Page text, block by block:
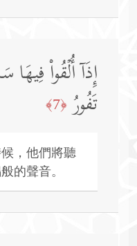
إِذَاۤ أُلۡقُوا۟
تَفُورُ ﴿7﴾
，他們將聽
的聲音。